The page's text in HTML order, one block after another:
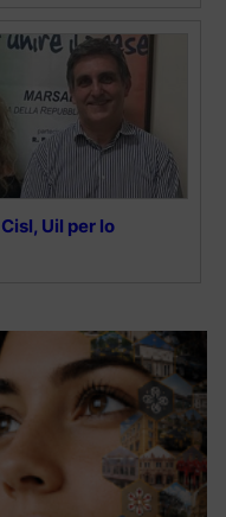
Uil per lo